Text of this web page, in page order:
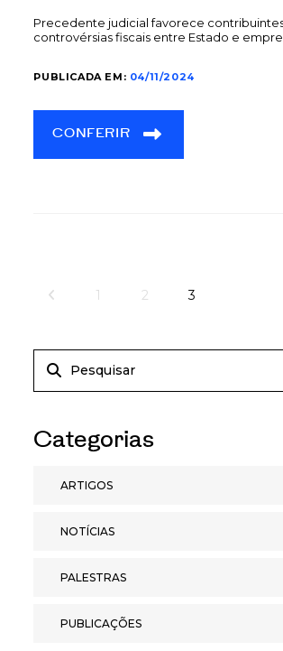
Precedente judicial favorece
controvérsias fiscais entre Estado e
PUBLICADA EM: 04/11/2024
CONFERIR
1 2 3
Categorias
ARTIGOS
NOTÍCIAS
PALESTRAS
PUBLICAÇÕES